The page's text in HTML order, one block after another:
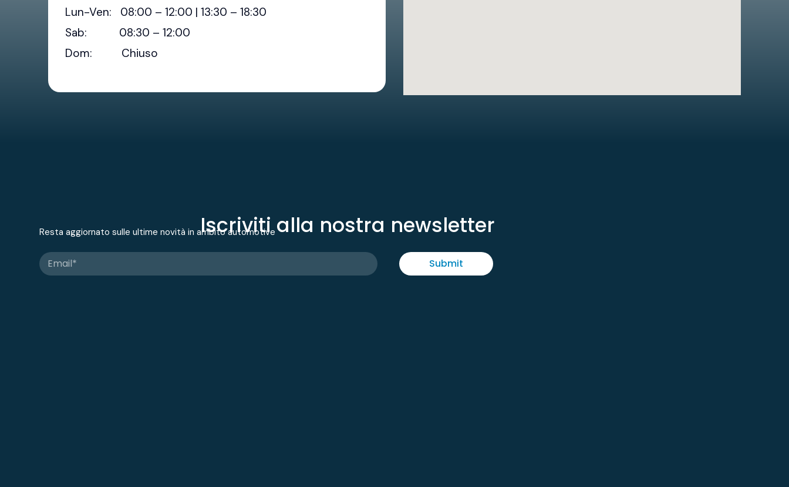
Lun-Ven: 08:00 – 12:00 | 13:30 – 18:30
Sab: 08:30 – 12:00
Dom: Chiuso
Iscriviti alla nostra newsletter
Resta aggiornato sulle ultime novità in ambito automotive
Submit